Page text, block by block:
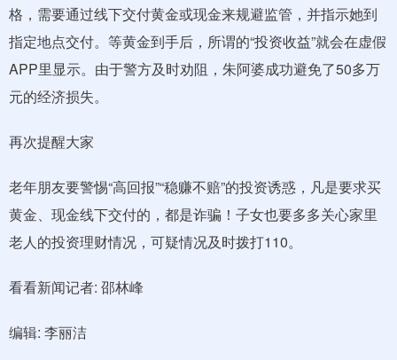
格，需要通过线下交付黄金或现金来规避监管，并指示她到
指定地点交付。等黄金到手后，所谓的“投资收益”就会在虚假
APP里显示。由于警方及时劝阻，朱阿婆成功避免了50多万
元的经济损失。
再次提醒大家
老年朋友要警惕“高回报”“稳赚不赔”的投资诱惑，凡是要求买
黄金、现金线下交付的，都是诈骗！子女也要多多关心家里
老人的投资理财情况，可疑情况及时拨打110。
看看新闻记者: 邵林峰
编辑: 李丽洁